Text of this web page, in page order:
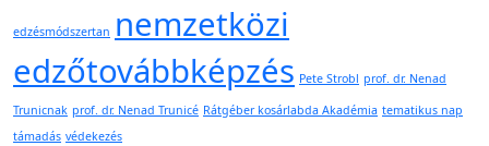
edzésmódszertan nemzetközi
edzőtovábbképzés Pete Strobl prof. dr. Nenad
Trunicnak prof. dr. Nenad Trunicé Rátgéber kosárlabda Akadémia tematikus nap
támadás védekezés